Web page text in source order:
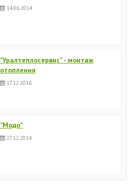
14.06.2014
"Уралтеплосервис" - монтаж
отопления
17.12.2016
"Модо"
27.12.2014